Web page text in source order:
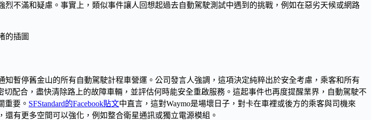
不滿和疑慮。事實上，類似事件讓人回想起過去自動駕駛測試中遇到的挑戰，例如在惡劣天候或網路
暫停舊金山的所有自動駕駛計程車營運。公司發言人強調，這項決定純粹出於安全考慮，乘客和所有
切配合，盡快清除路上的故障車輛，並評估何時能安全重啟服務。這起事件也再度提醒業界，自動駕駛不
重要。 SFStandard的Facebook貼文中直言，這對Waymo是場壞日子，對卡在車裡或後方的乘客與司機來
有更多空間可以強化，例如整合衛星通訊或獨立電源模組。